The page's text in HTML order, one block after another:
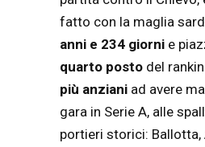
fatto con la maglia
anni e 234 giorni e
quarto posto del
più anziani ad avere
gara in Serie A, alle
portieri storici: Ballotta,